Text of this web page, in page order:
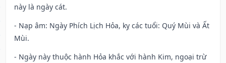
này là ngày cát.
- Nạp âm: Ngày Phích Lịch Hỏa, kỵ các tuổi: Quý Mùi và Ất
Mùi.
- Ngày này thuộc hành Hỏa khắc với hành Kim, ngoại trừ